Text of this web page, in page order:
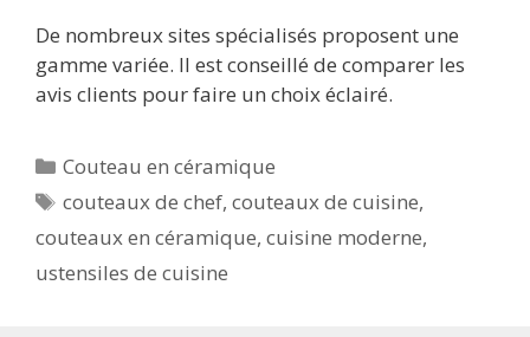
De nombreux sites spécialisés proposent une
gamme variée. Il est conseillé de comparer les
avis clients pour faire un choix éclairé.
Catégories
Couteau en céramique
Étiquettes
couteaux de chef,couteaux de cuisine,
couteaux en céramique, cuisine moderne,
ustensiles de cuisine